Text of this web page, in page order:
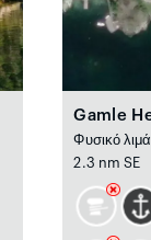
Gamle
Φυσικό
2.3 nm SE